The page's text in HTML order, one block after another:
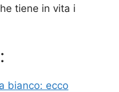
tiene in vita i
bianco: ecco